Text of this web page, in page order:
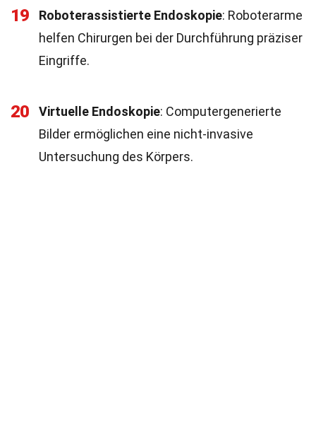
19 Roboterassistierte Endoskopie: Roboterarme
helfen Chirurgen bei der Durchführung präziser
Eingriffe.
20 Virtuelle Endoskopie: Computergenerierte
Bilder ermöglichen eine nicht-invasive
Untersuchung des Körpers.